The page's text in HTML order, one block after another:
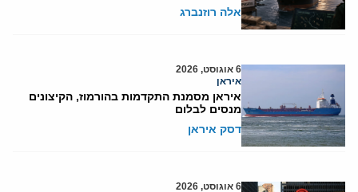
אלה רוזנברג
6 אוגוסט, 2026
איראן
איראן מסמנת התקדמות בהורמוז, הקיצונים
מנסים לבלום
דסק איראן
6 אוגוסט, 2026